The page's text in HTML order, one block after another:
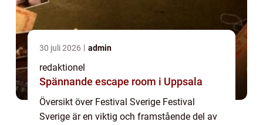
30 juli 2026 admin
redaktionel
Spännande escape room i Uppsala
Översikt över Festival Sverige Festival
Sverige är en viktig och framstående del av